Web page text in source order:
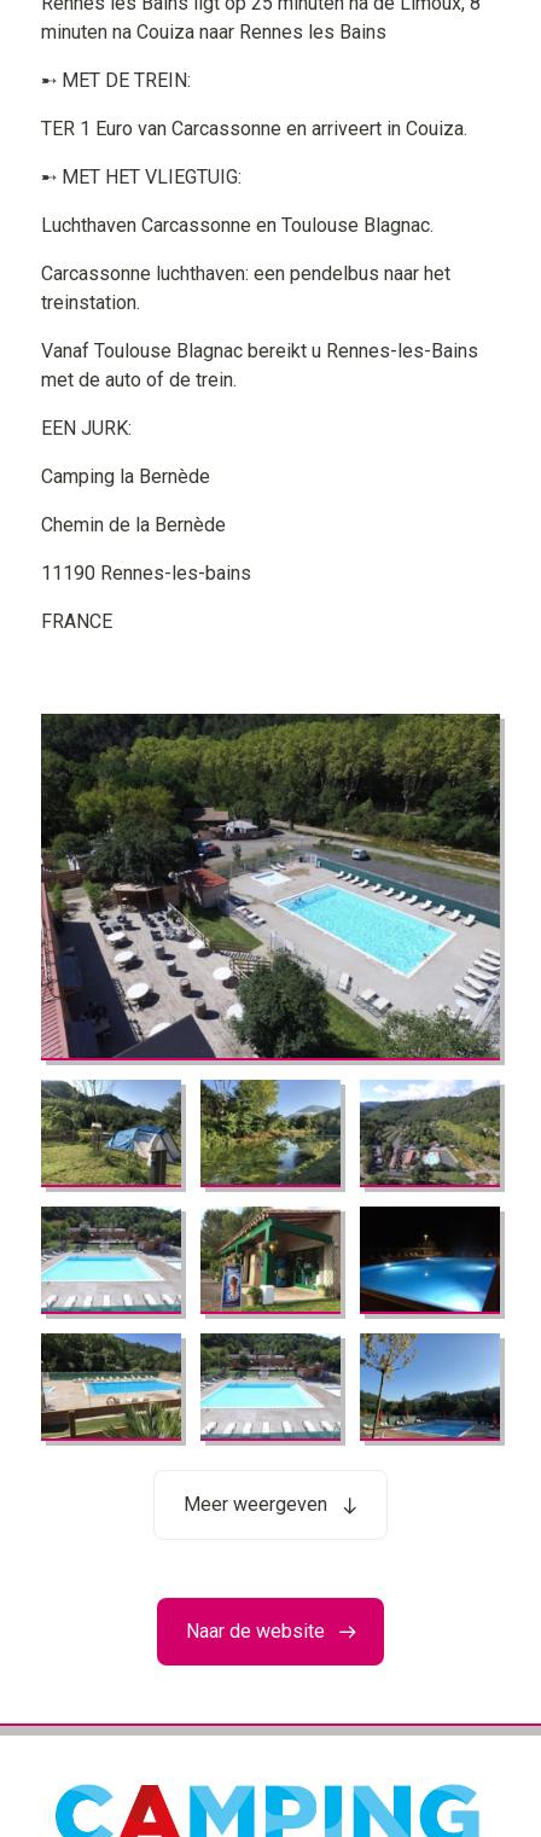
minuten na Couiza naar Rennes les Bains
➸ MET DE TREIN:
TER 1 Euro van Carcassonne en arriveert in Couiza.
➸ MET HET VLIEGTUIG:
Luchthaven Carcassonne en Toulouse Blagnac.
Carcassonne luchthaven: een pendelbus naar het
treinstation.
Vanaf Toulouse Blagnac bereikt u Rennes-les-Bains
met de auto of de trein.
EEN JURK:
Camping la Bernède
Chemin de la Bernède
11190 Rennes-les-bains
FRANCE
Meer weergeven
Naar de website